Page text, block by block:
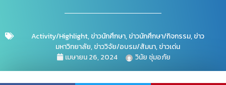
Activity/Highlight,ข่าวนักศึกษา,ข่าวนักศึกษา/กิจกรรม,ข่าว
มหาวิทยาลัย,ข่าววิจัย/อบรม/สัมนา,ข่าวเด่น
เมษายน 26, 2024
วินัย ชุ่มอภัย